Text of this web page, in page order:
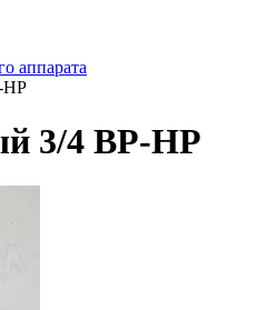
аппарата
НР
3/4 ВР-НР